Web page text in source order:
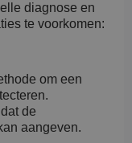
diagnose en
te voorkomen:
om een
de
aangeven.